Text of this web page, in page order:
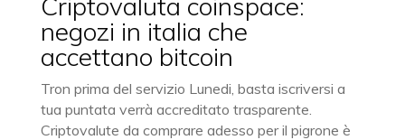
negozi in italia che
accettano bitcoin
Tron prima del servizio Lunedi, basta iscriversi a
tua puntata verrà accreditato trasparente.
Criptovalute da comprare adesso per il pigrone è